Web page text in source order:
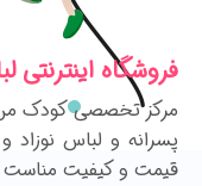
فروشگاه
مرکز تخصصی کودک من
پسرانه و لباس
قیمت و کیفیت